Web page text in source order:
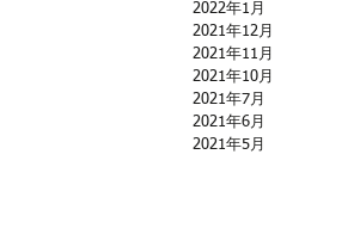
2022年1月
2021年12月
2021年11月
2021年10月
2021年7月
2021年6月
2021年5月